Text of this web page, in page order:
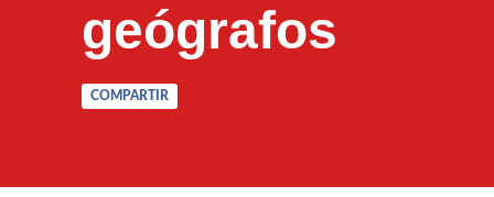
geógrafos
COMPARTIR